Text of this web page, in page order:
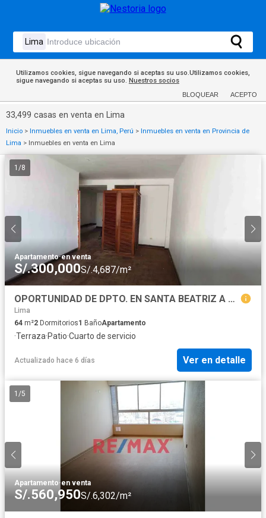
Utilizamos cookies, sigue navegando si aceptas su uso.Utilizamos cookies,
sigue navegando si aceptas su uso. Nuestros socios
BLOQUEAR ACEPTO
33,499 casas en venta en Lima
Inicio > Inmuebles en venta en Lima, Perú > Inmuebles en venta en Provincia de
Lima > Inmuebles en venta en Lima
1 /8
Apartamento·en venta
S/.300,000S/.4,687/m²
OPORTUNIDAD DE DPTO. EN SANTA BEATRIZ A UN PASO DE SAN ISIDRO Y MIRAFLORES
Lima
64 m²2 Dormitorios1 BañoApartamento
·Terraza·Patio·Cuarto de servicio
Actualizado hace 6 días Ver en detalle
1 /5
Apartamento·en venta
S/.560,950S/.6,302/m²